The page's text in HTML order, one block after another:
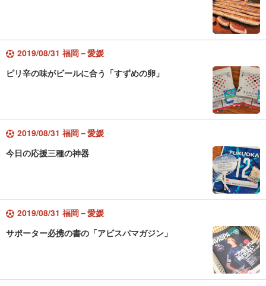
2019/08/31 福岡－愛媛
ピリ辛の味がビールに合う「すずめの卵」
2019/08/31 福岡－愛媛
今日の応援三種の神器
2019/08/31 福岡－愛媛
サポーター必携の書の「アビスパマガジン」